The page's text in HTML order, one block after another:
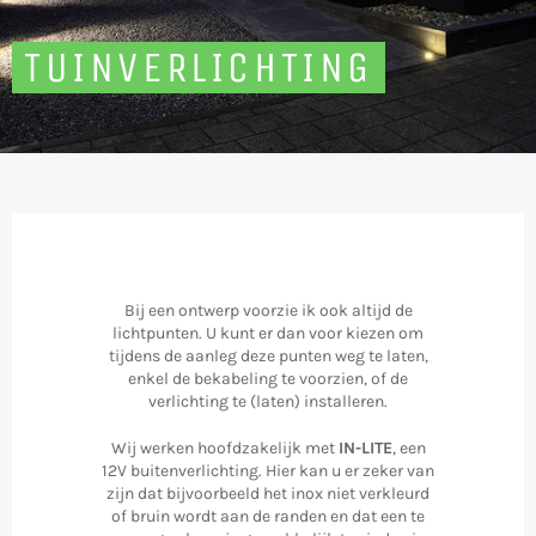
TUINVERLICHTING
Gebruik
de
pijlen
links/rechts
Bij een ontwerp voorzie ik ook altijd de
lichtpunten. U kunt er dan voor kiezen om
tijdens de aanleg deze punten weg te laten,
enkel de bekabeling te voorzien, of de
verlichting te (laten) installeren.
Wij werken hoofdzakelijk met IN-LITE, een
12V buitenverlichting. Hier kan u er zeker van
zijn dat bijvoorbeeld het inox niet verkleurd
of bruin wordt aan de randen en dat een te